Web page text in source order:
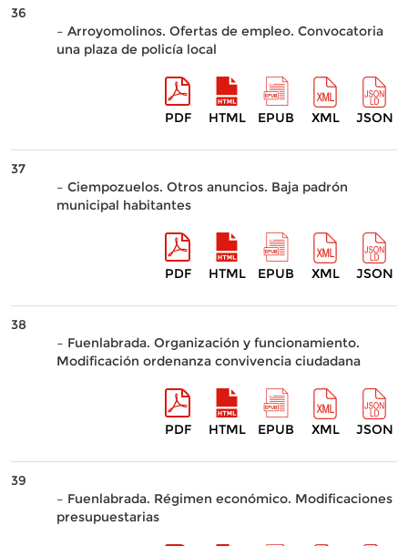
36
– Arroyomolinos. Ofertas de empleo. Convocatoria
una plaza de policía local
PDF HTML EPUB XML JSON
37
– Ciempozuelos. Otros anuncios. Baja padrón
municipal habitantes
PDF HTML EPUB XML JSON
38
– Fuenlabrada. Organización y funcionamiento.
Modificación ordenanza convivencia ciudadana
PDF HTML EPUB XML JSON
39
– Fuenlabrada. Régimen económico. Modificaciones
presupuestarias